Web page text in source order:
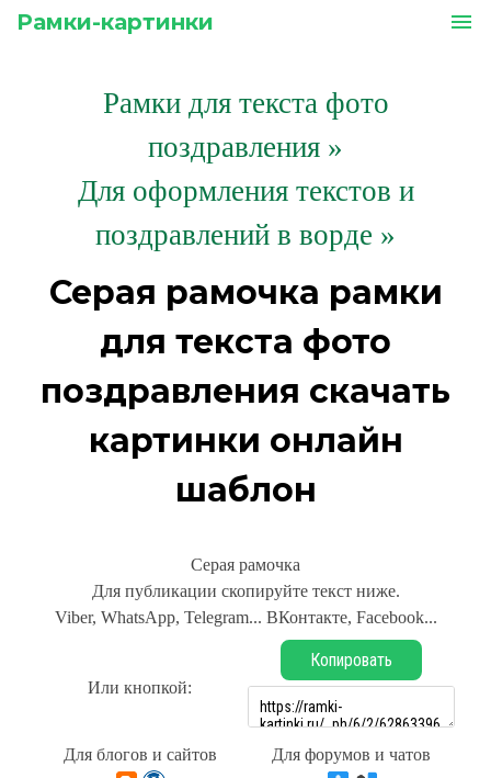
Рамки-картинки menu
Рамки для текста фото
поздравления »
Для оформления текстов и
поздравлений в ворде »
Серая рамочка рамки
для текста фото
поздравления скачать
картинки онлайн
шаблон
Серая рамочка
Для публикации скопируйте текст ниже.
Viber, WhatsApp, Telegram... ВКонтакте, Facebook...
Или кнопкой:
Копировать
Для блогов и сайтов Для форумов и чатов